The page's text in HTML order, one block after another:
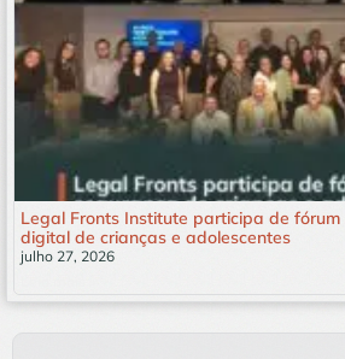
Legal Fronts Institute participa de
digital de crianças e adolescentes
julho 27, 2026